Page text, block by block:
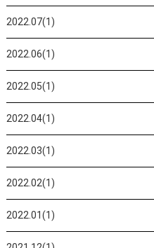
2022.07(1)
2022.06(1)
2022.05(1)
2022.04(1)
2022.03(1)
2022.02(1)
2022.01(1)